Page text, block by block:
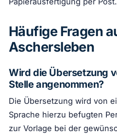
Häufige Fragen
Aschersleben
Wird die Übersetzung
Stelle angenommen?
Die Übersetzung wird von
Sprache hierzu befugten
zur Vorlage bei der